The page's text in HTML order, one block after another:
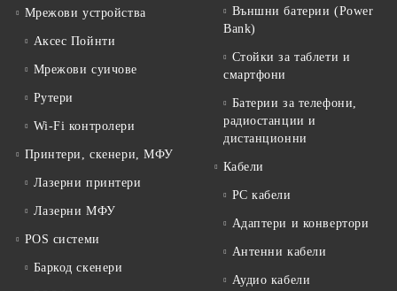
Мрежови устройства
Аксес Пойнти
Мрежови суичове
Рутери
Wi-Fi контролери
Принтери, скенери, МФУ
Лазерни принтери
Лазерни МФУ
POS системи
Баркод скенери
Външни батерии (Power
Bank)
Стойки за таблети и
смартфони
Батерии за телефони,
радиостанции и
дистанционни
Кабели
PC кабели
Адаптери и конвертори
Антенни кабели
Аудио кабели